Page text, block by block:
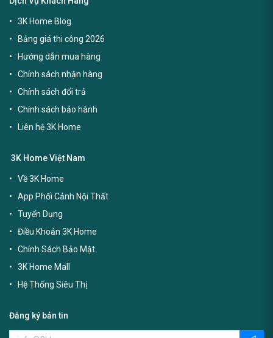
3K Home Blog
Bảng giá thi công 2026
Hướng dẫn mua hàng
Chính sách nhận hàng
Chính sách đổi trả
Chính sách bảo hành
Liên hệ 3K Home
3K Home Việt Nam
Về 3K Home
App Phối Cảnh Nội Thất
Tuyển Dụng
Điều Khoản 3K Home
Chính Sách Bảo Mật
3K Home Mall
Hệ Thống Siêu Thị
Đăng ký bản tin